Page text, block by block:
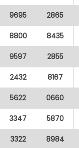
9695 2865
8800 8435
9597 2855
2432 8167
5622 0660
3347 5870
3322 8984